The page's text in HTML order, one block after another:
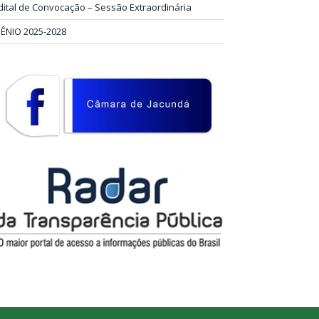
de Convocação – Sessão Extraordinária
2025-2028